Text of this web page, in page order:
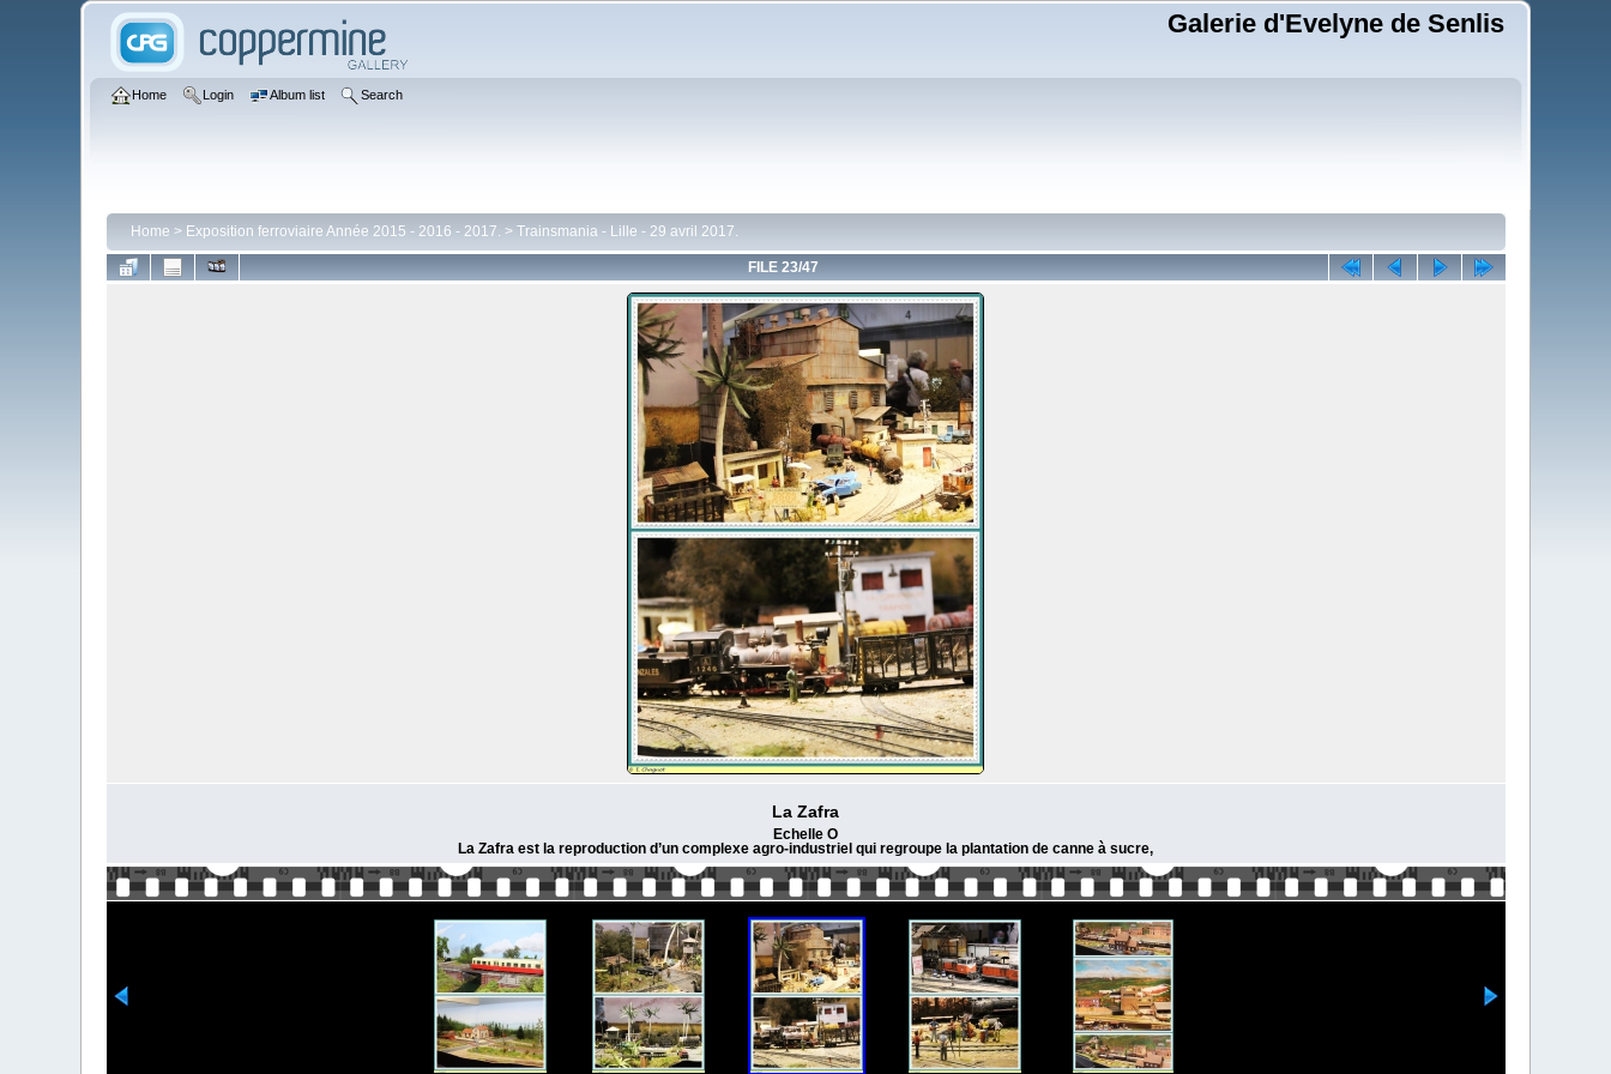
Galerie d'Evelyne de Senlis
Home Login Album list Search
Home > Exposition ferroviaire Année 2015 - 2016 - 2017. > Trainsmania - Lille - 29 avril 2017.
FILE 23/47
La Zafra
Echelle O
La Zafra est la reproduction d’un complexe agro-industriel qui regroupe la plantation de canne à sucre,